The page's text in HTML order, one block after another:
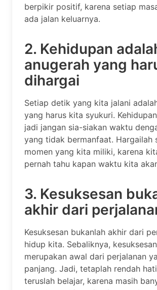
berpikir positif, karena setiap
ada jalan keluarnya.
2. Kehidupan
anugerah yang
dihargai
Setiap detik yang kita jalani
yang harus kita syukuri.
jadi jangan sia-siakan waktu
yang tidak bermanfaat. Hargailah
momen yang kita miliki, karena
pernah tahu kapan waktu kita
3. Kesuksesan
akhir dari
Kesuksesan bukanlah akhir dari
hidup kita. Sebaliknya,
merupakan awal dari perjalanan
panjang. Jadi, tetaplah rendah
teruslah belajar, karena masih